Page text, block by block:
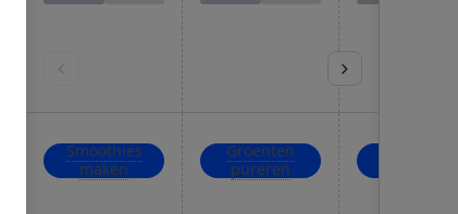
Smoothies
maken
Groenten
pureren